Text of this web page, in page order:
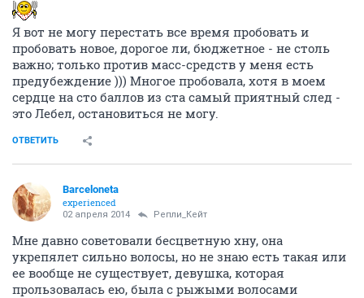
Я вот не могу перестать все время пробовать и
пробовать новое, дорогое ли, бюджетное - не столь
важно; только против масс-средств у меня есть
предубеждение ))) Многое пробовала, хотя в моем
сердце на сто баллов из ста самый приятный след -
это Лебел, остановиться не могу.
ОТВЕТИТЬ
Barceloneta
experienced
02 апреля 2014 Репли_Кейт
Мне давно советовали бесцветную хну, она
укрепялет сильно волосы, но не знаю есть такая или
ее вообще не существует, девушка, которая
прользовалась ею, была с рыжыми волосами